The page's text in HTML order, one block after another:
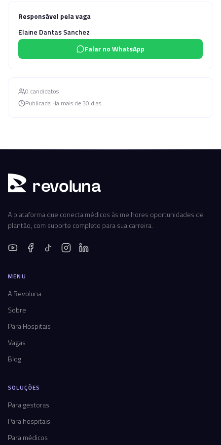
Responsável pela vaga
Elaine Dantas Sanchez
Falar no WhatsApp
0 candidatos
Publicada Ha mais de 30 dias
revoluna
A plataforma que conecta médicos às melhores oportunidades de
plantão, com suporte completo para sua carreira.
MENU
A Revoluna
Sobre
Para Hospitais
Vagas
Blog
SOLUÇÕES
Para gestoras
Para hospitais
Para médicos